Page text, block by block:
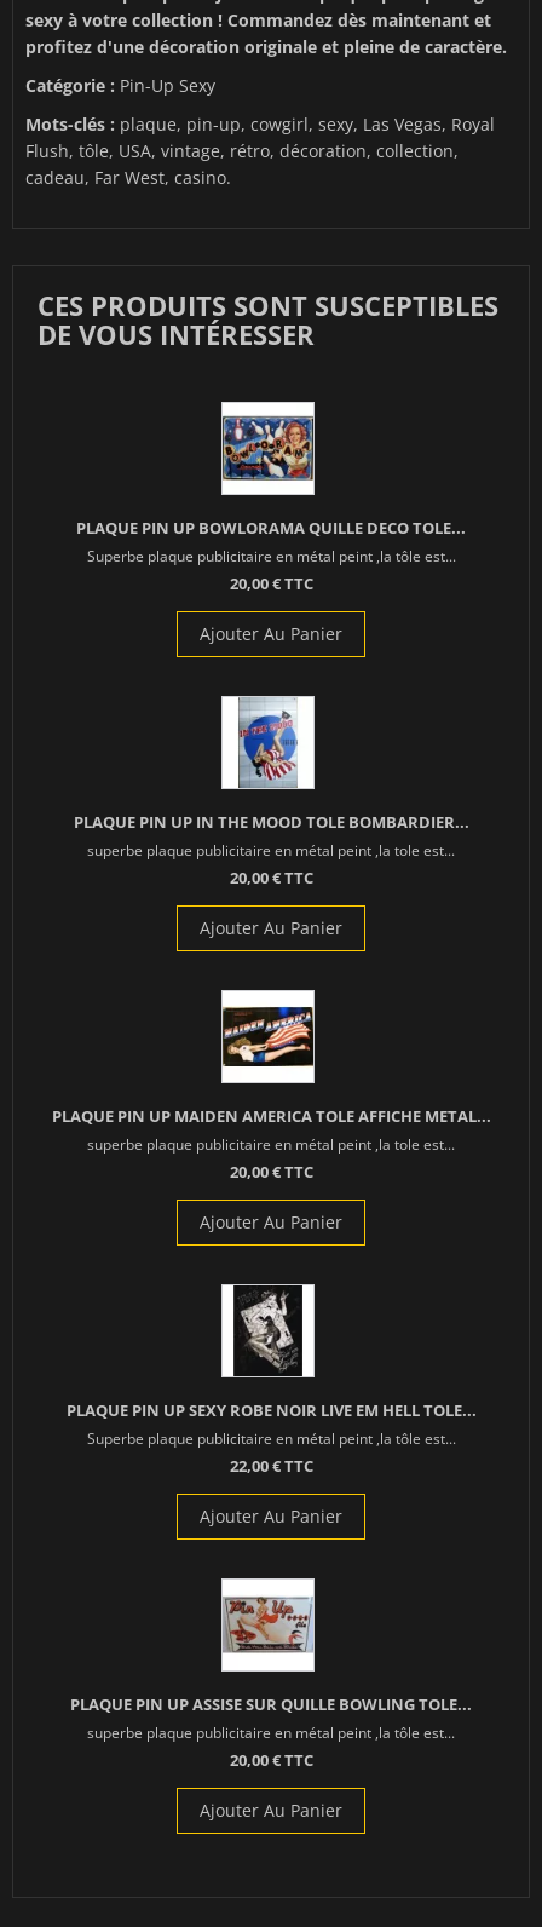
sexy à votre collection ! Commandez dès maintenant et
profitez d'une décoration originale et pleine de caractère.
Catégorie : Pin-Up Sexy
Mots-clés : plaque, pin-up, cowgirl, sexy, Las Vegas, Royal
Flush, tôle, USA, vintage, rétro, décoration, collection,
cadeau, Far West, casino.
CES PRODUITS SONT SUSCEPTIBLES
DE VOUS INTÉRESSER
PLAQUE PIN UP BOWLORAMA QUILLE DECO TOLE...
Superbe plaque publicitaire en métal peint ,la tôle est...
20,00 € TTC
Ajouter Au Panier
PLAQUE PIN UP IN THE MOOD TOLE BOMBARDIER...
superbe plaque publicitaire en métal peint ,la tole est...
20,00 € TTC
Ajouter Au Panier
PLAQUE PIN UP MAIDEN AMERICA TOLE AFFICHE METAL...
superbe plaque publicitaire en métal peint ,la tole est...
20,00 € TTC
Ajouter Au Panier
PLAQUE PIN UP SEXY ROBE NOIR LIVE EM HELL TOLE...
Superbe plaque publicitaire en métal peint ,la tôle est...
22,00 € TTC
Ajouter Au Panier
PLAQUE PIN UP ASSISE SUR QUILLE BOWLING TOLE...
superbe plaque publicitaire en métal peint ,la tôle est...
20,00 € TTC
Ajouter Au Panier